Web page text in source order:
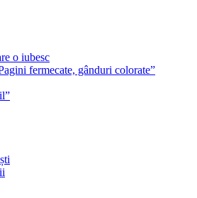
o iubesc
fermecate, gânduri colorate”